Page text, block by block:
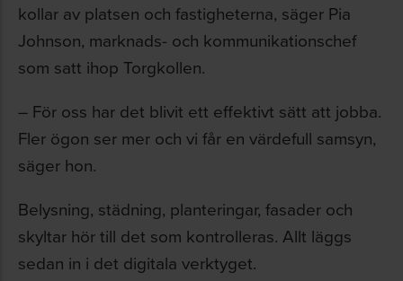
kollar av platsen och fastigheterna, säger Pia
Johnson, marknads- och kommunikationschef
som satt ihop Torgkollen.
– För oss har det blivit ett effektivt sätt att jobba.
Fler ögon ser mer och vi får en värdefull samsyn,
säger hon.
Belysning, städning, planteringar, fasader och
skyltar hör till det som kontrolleras. Allt läggs
sedan in i det digitala verktyget.